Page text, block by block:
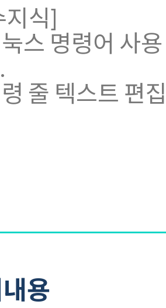
지식]
스 명령어 사
줄 텍스트 편
용